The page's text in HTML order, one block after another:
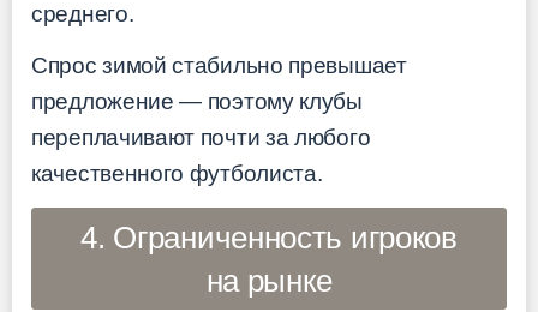
среднего.
Спрос зимой стабильно превышает
предложение — поэтому клубы
переплачивают почти за любого
качественного футболиста.
4. Ограниченность игроков
на рынке